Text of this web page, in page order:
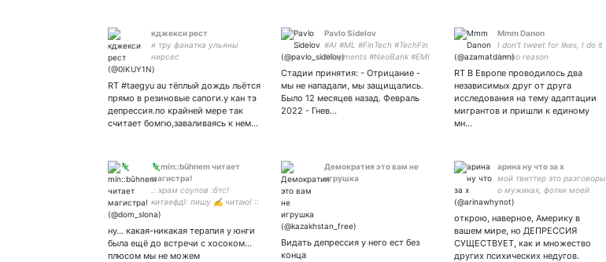
кджекси рест
я тру фанатка ульяны
нирсес
RT #taegyu au тёплый дождь льётся
прямо в резиновые сапоги.у кан тэ
депрессия.по крайней мере так
считает бомгю,заваливаясь к нем…
Pavlo Sidelov
#AI #ML #FinTech #TechFin
#Payments #NeoBank #EMI
#PSP Author: The World Of
Digital Payments Scientist,
Inventor, Mentor
Стадии принятия: - Отрицание -
мы не нападали, мы защищались.
Было 12 месяцев назад. Февраль
2022 - Гнев…
Mmm Danon
I don’t tweet for likes, I do it
for no reason
RT В Европе проводилось два
независимых друг от друга
исследования на тему адаптации
мигрантов и пришли к единому
мн…
🦎mín::bûhnem читает
магистра!
.: храм соупов :бтс!
китаефд!: пишу ✍︎ читаю! ::
мать догматизма *его
ну… какая-никакая терапия у юнги
была ещё до встречи с хосоком…
плюсом мы не можем
Демократия это вам не
игрушка
Видать депрессия у него ест без
конца
арина ну что за х
мой твиттер это разговоры
о мужиках, фотки моей
собаки и жопы | красивое
тут | 2200700704337533 на
радости
открою, наверное, Америку в
вашем мире, но ДЕПРЕССИЯ
СУЩЕСТВУЕТ, как и множество
других психических недугов.